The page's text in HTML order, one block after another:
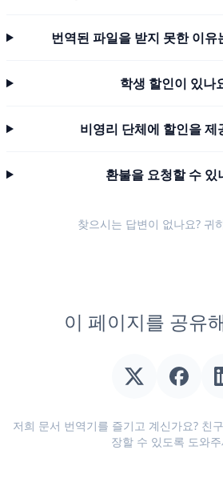
번역된 파일을 받지 못한 이유
학생 할인이 있나
비영리 단체에 할인을 제
환불을 요청할 수 있
찾으시는 답변이 없나요? 귀
이 페이지를 공유
저희 문서 번역기를 즐기고 계신가요? 친
장할 수 있도록 도와